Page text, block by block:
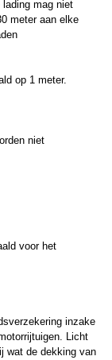
mag niet
meter aan elke
op 1 meter.
niet
voor het
inzake
Licht
wat de dekking van